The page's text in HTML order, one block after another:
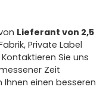
Lieferant von 2,5
Private Label
Sie uns
Zeit
Ihnen einen besseren